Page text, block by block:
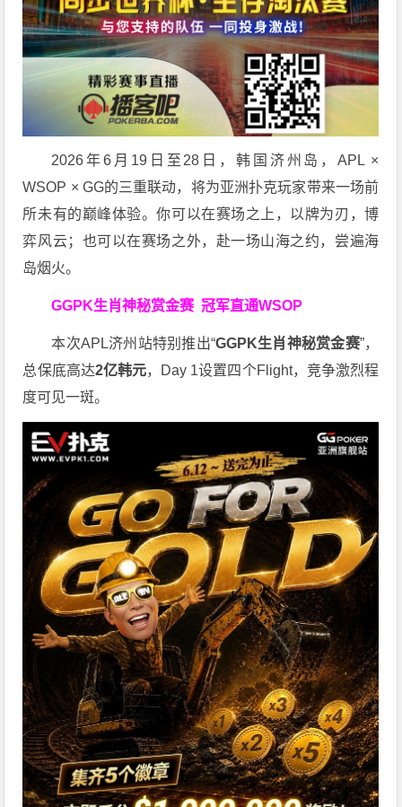
2026年6月19日至28日，韩国济州岛，APL ×
WSOP × GG的三重联动，将为亚洲扑克玩家带来一场前
所未有的巅峰体验。你可以在赛场之上，以牌为刃，博
弈风云；也可以在赛场之外，赴一场山海之约，尝遍海
岛烟火。
GGPK生肖神秘赏金赛冠军直通WSOP
本次APL济州站特别推出“GGPK生肖神秘赏金赛”，
总保底高达2亿韩元，Day 1设置四个Flight，竞争激烈程
度可见一斑。